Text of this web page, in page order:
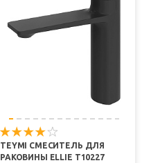
TEYMI СМЕСИТЕЛЬ ДЛЯ
РАКОВИНЫ ELLIE T10227